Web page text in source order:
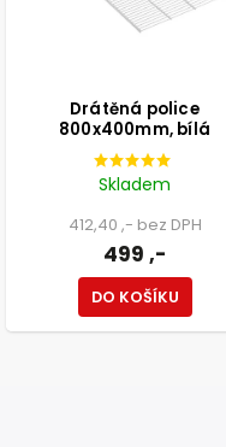
Drátěná police
800x400mm, bílá
Skladem
412,40 ,- bez DPH
499 ,-
DO KOŠÍKU